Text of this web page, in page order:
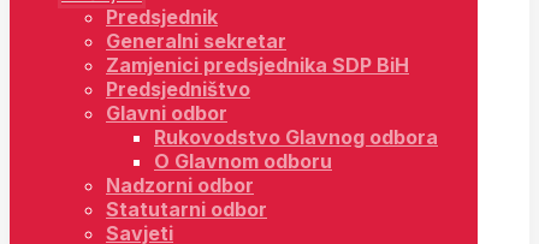
Predsjednik
Generalni sekretar
Zamjenici predsjednika SDP BiH
Predsjedništvo
Glavni odbor
Rukovodstvo Glavnog odbora
O Glavnom odboru
Nadzorni odbor
Statutarni odbor
Savjeti